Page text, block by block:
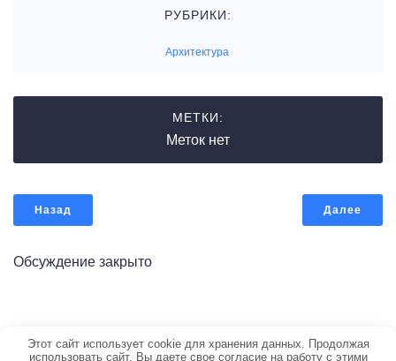
РУБРИКИ:
Архитектура
МЕТКИ:
Меток нет
Назад Далее
Обсуждение закрыто
© 2026 Портал по строительству. Создано с ❤️ с
Этот сайт использует cookie для хранения данных. Продолжая
использовать сайт, Вы даете свое согласие на работу с этими